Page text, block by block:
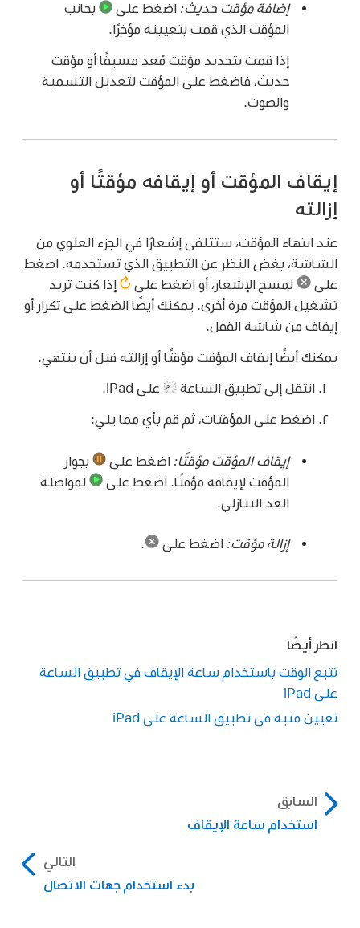
إضافة مؤقت حديث:اضغط على
بجانب
المؤقت الذي قمت بتعيينه مؤخرًا.
إذا قمت بتحديد مؤقت مُعد مسبقًا أو مؤقت
حديث، فاضغط على المؤقت لتعديل التسمية
والصوت.
إيقاف المؤقت أو إيقافه مؤقتًا أو
إزالته
عند انتهاء المؤقت، ستتلقى إشعارًا في الجزء العلوي من
الشاشة، بغض النظر عن التطبيق الذي تستخدمه. اضغط
على
لمسح الإشعار، أو اضغط على
إذا كنت تريد
تشغيل المؤقت مرة أخرى. يمكنك أيضًا الضغط على تكرار أو
إيقاف من شاشة القفل.
يمكنك أيضًا إيقاف المؤقت مؤقتًا أو إزالته قبل أن ينتهي.
انتقل إلى تطبيق الساعة على iPad.
اضغط على المؤقتات، ثم قم بأي مما يلي:
إيقاف المؤقت مؤقتًا: اضغط على
بجوار
المؤقت لإيقافه مؤقتًا. اضغط على
لمواصلة
العد التنازلي.
إزالة مؤقت: اضغط على .
انظر أيضًا
تتبع الوقت باستخدام ساعة الإيقاف في تطبيق الساعة
على iPad
تعيين منبه في تطبيق الساعة على iPad
السابق
استخدام ساعة الإيقاف
التالي
بدء استخدام جهات الاتصال